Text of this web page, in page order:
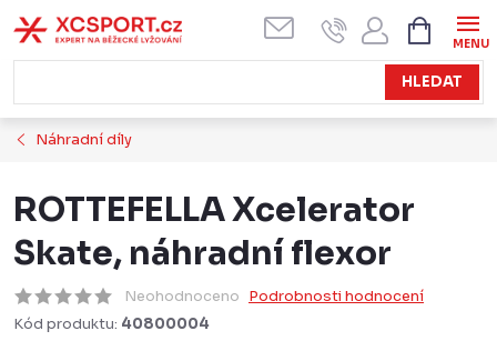
na
obsah
HLEDAT
KOŠÍK
Náhradní díly
ROTTEFELLA Xcelerator
Skate, náhradní flexor
Neohodnoceno Podrobnosti hodnocení
Kód produktu: 40800004